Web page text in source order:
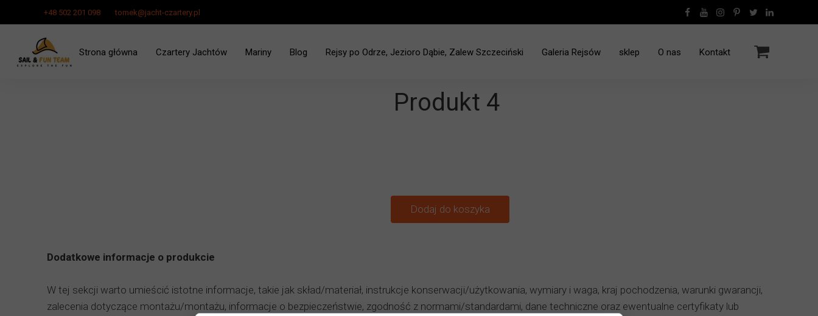
+48 502 201 098 tomek@jacht-czartery.pl
Strona główna Czartery Jachtów Mariny Blog Rejsy po Odrze, Jezioro Dąbie, Zalew Szczeciński Galeria Rejsów sklep O nas Kontakt
Dodaj do koszyka
Produkt 4
Dodatkowe informacje o produkcie
W tej sekcji warto umieścić istotne informacje, takie jak skład/materiał, instrukcje konserwacji/użytkowania, wymiary i waga, kraj pochodzenia, warunki gwarancji,
zalecenia dotyczące montażu/montażu, informacje o bezpieczeństwie, zgodność z normami/standardami, dane techniczne oraz ewentualne certyfikaty lub